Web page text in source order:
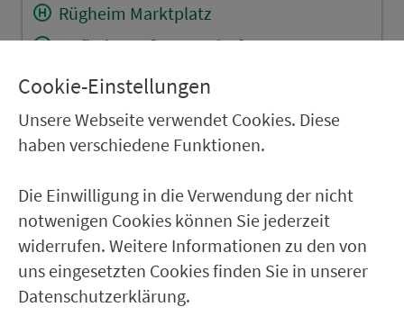
Rügheim Marktplatz
Hofheim Goßmannsdorfer Str.
Manau Kirche
Burgpreppach Wassergasse
Altenstein Am Schwimmbad
Untermerzbach Bachgasse
Eyrichshof
RÜCKFAHRT
Cookie-Einstellungen
Unsere Webseite verwendet Cookies. Diese
haben verschiedene Funktionen.
Die Einwilligung in die Verwendung der nicht
notwenigen Cookies können Sie jederzeit
widerrufen. Weitere Informationen zu den von
uns eingesetzten Cookies finden Sie in unserer
Datenschutzerklärung.